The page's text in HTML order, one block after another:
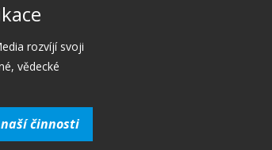
rozvíjí svoji
vědecké
činnosti